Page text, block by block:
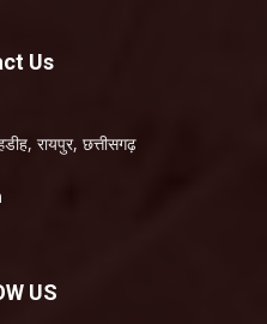
Us
रायपुर, छत्तीसगढ़
US